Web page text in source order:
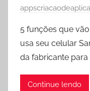
5 funções que
usa seu celular
da fabricante
Continue lendo